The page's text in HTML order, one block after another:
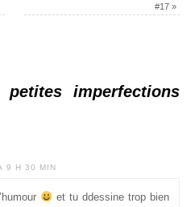
#17»
petites imperfections
9 H 30 MIN
et tu ddessine trop bien